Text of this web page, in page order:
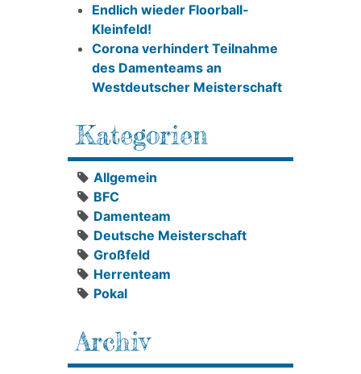
Endlich wieder Floorball-
Kleinfeld!
Corona verhindert Teilnahme
des Damenteams an
Westdeutscher Meisterschaft
Kategorien
Allgemein
BFC
Damenteam
Deutsche Meisterschaft
Großfeld
Herrenteam
Pokal
Archiv